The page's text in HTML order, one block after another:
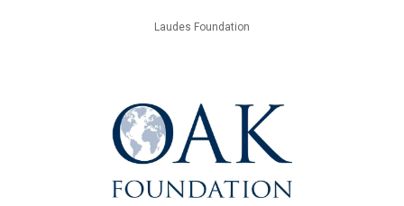
Laudes Foundation